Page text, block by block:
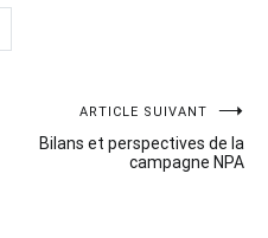
ARTICLE SUIVANT
Bilans et perspectives de la
campagne NPA